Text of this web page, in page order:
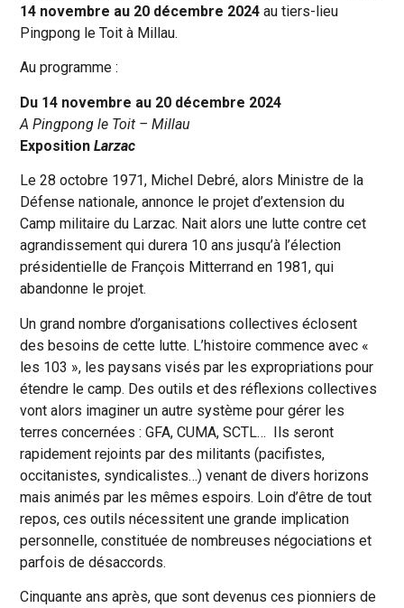
14 novembre au 20 décembre 2024 au tiers-lieu
Pingpong le Toit à Millau.
Au programme :
Du 14 novembre au 20 décembre 2024
A Pingpong le Toit – Millau
ExpositionLarzac
Le 28 octobre 1971, Michel Debré, alors Ministre de la
Défense nationale, annonce le projet d’extension du
Camp militaire du Larzac. Nait alors une lutte contre cet
agrandissement qui durera 10 ans jusqu’à l’élection
présidentielle de François Mitterrand en 1981, qui
abandonne le projet.
Un grand nombre d’organisations collectives éclosent
des besoins de cette lutte. L’histoire commence avec «
les 103 », les paysans visés par les expropriations pour
étendre le camp. Des outils et des réflexions collectives
vont alors imaginer un autre système pour gérer les
terres concernées : GFA, CUMA, SCTL… Ils seront
rapidement rejoints par des militants (pacifistes,
occitanistes, syndicalistes…) venant de divers horizons
mais animés par les mêmes espoirs. Loin d’être de tout
repos, ces outils nécessitent une grande implication
personnelle, constituée de nombreuses négociations et
parfois de désaccords.
Cinquante ans après, que sont devenus ces pionniers de